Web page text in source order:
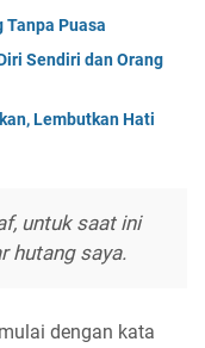
Tanpa Puasa
Sendiri dan Orang
Lembutkan Hati
untuk saat ini
hutang saya.
dengan kata